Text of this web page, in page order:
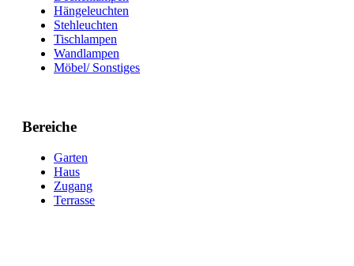
Hängeleuchten
Stehleuchten
Tischlampen
Wandlampen
Möbel/ Sonstiges
Bereiche
Garten
Haus
Zugang
Terrasse